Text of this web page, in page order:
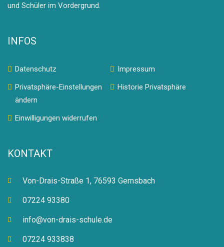
und Schüler im Vordergrund.
INFOS
Datenschutz
Impressum
Privatsphäre-Einstellungen
ändern
Historie Privatsphäre
Einwilligungen widerrufen
KONTAKT
Von-Drais-Straße 1, 76593 Gernsbach
07224 93380
info@von-drais-schule.de
07224 933838